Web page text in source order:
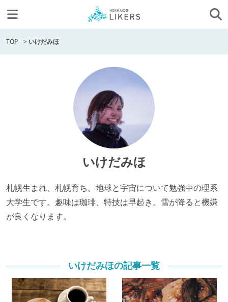
TOP > いけだみほ
いけだみほ
札幌生まれ、札幌育ち。地球と宇宙について勉強中の理系
大学生です。趣味は珈琲、特技は早起き。雪が降ると機嫌
が良くなります。
いけだみほの記事一覧